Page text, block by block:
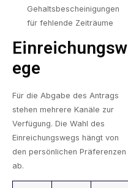
Gehaltsbescheinigungen
für fehlende Zeiträume
Einreichungsw
Ege
Für die Abgabe des Antrags
stehen mehrere Kanäle zur
Verfügung. Die Wahl des
Einreichungswegs hängt von
den persönlichen Präferenzen
ab.